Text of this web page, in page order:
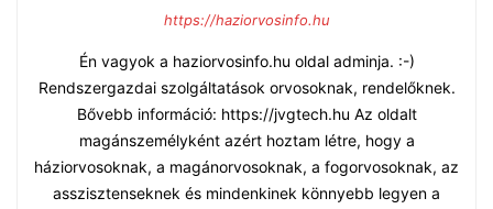
https://haziorvosinfo.hu
Én vagyok a haziorvosinfo.hu oldal adminja. :-)
Rendszergazdai szolgáltatások orvosoknak, rendelőknek.
Bővebb információ: https://jvgtech.hu Az oldalt
magánszemélyként azért hoztam létre, hogy a
háziorvosoknak, a magánorvosoknak, a fogorvosoknak, az
asszisztenseknek és mindenkinek könnyebb legyen a